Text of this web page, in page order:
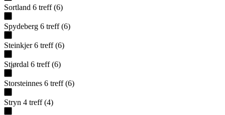
Sortland 6 treff (6)
Spydeberg 6 treff (6)
Steinkjer 6 treff (6)
Stjørdal 6 treff (6)
Storsteinnes 6 treff (6)
Stryn 4 treff (4)